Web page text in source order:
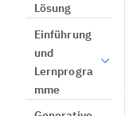
Lösung
Einführung
und
Lernprogra
mme